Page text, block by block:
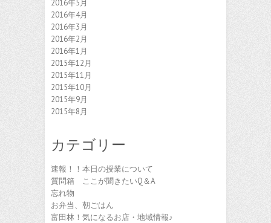
2016年5月
2016年4月
2016年3月
2016年2月
2016年1月
2015年12月
2015年11月
2015年10月
2015年9月
2015年8月
カテゴリー
速報！！本日の授業について
質問箱 ここが聞きたいQ＆A
忘れ物
お弁当、朝ごはん
富田林！気になるお店・地域情報♪